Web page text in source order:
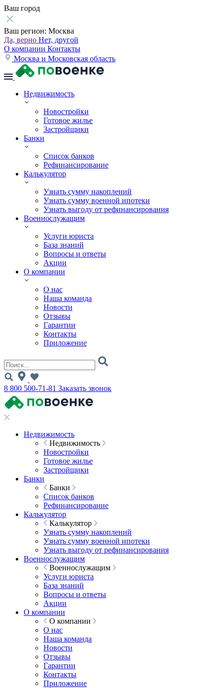
Ваш город
Ваш регион: Москва
Да, верно Нет, другой
О компании Контакты
Москва и Московская область
Недвижимость
Новостройки
Готовое жилье
Застройщики
Банки
Список банков
Рефинансирование
Калькулятор
Узнать сумму накоплений
Узнать сумму военной ипотеки
Узнать выгоду от рефинансирования
Военнослужащим
Услуги юриста
База знаний
Вопросы и ответы
Акции
О компании
О нас
Наша команда
Новости
Отзывы
Гарантии
Контакты
Приложение
8 800 500-71-81 Заказать звонок
Недвижимость
Недвижимость
Новостройки
Готовое жилье
Застройщики
Банки
Банки
Список банков
Рефинансирование
Калькулятор
Калькулятор
Узнать сумму накоплений
Узнать сумму военной ипотеки
Узнать выгоду от рефинансирования
Военнослужащим
Военнослужащим
Услуги юриста
База знаний
Вопросы и ответы
Акции
О компании
О компании
О нас
Наша команда
Новости
Отзывы
Гарантии
Контакты
Приложение